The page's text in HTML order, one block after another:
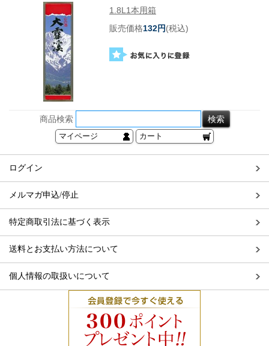
1.8L1本用箱
販売価格132円(税込)
商品検索
マイページ カート
ログイン
メルマガ申込/停止
特定商取引法に基づく表示
送料とお支払い方法について
個人情報の取扱いについて